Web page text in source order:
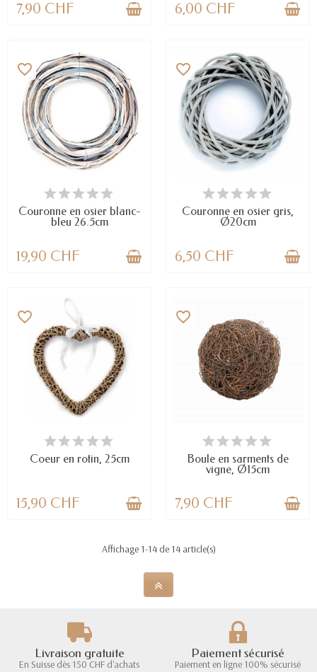
7,90 CHF 6,00 CHF
EN STOCK
favorite_border
Couronne en osier blanc-
bleu 26.5cm
19,90 CHF
EN STOCK
favorite_border
Couronne en osier gris,
Ø20cm
6,50 CHF
EN STOCK
favorite_border
Coeur en rotin, 25cm
15,90 CHF
EN STOCK
favorite_border
Boule en sarments de
vigne, Ø15cm
7,90 CHF
Affichage 1-14 de 14 article(s)
Livraison gratuite
En Suisse dès 150 CHF d'achats
Paiement sécurisé
Paiement en ligne 100% sécurisé